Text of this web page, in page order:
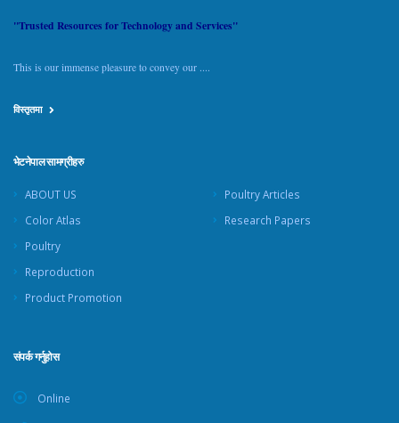
"Trusted Resources for Technology and Services"
This is our immense pleasure to convey our ....
विस्तृतमा
भेटनेपाल सामग्रीहरु
ABOUT US
Color Atlas
Poultry
Reproduction
Product Promotion
Poultry Articles
Research Papers
संपर्क गर्नुहोस
Online